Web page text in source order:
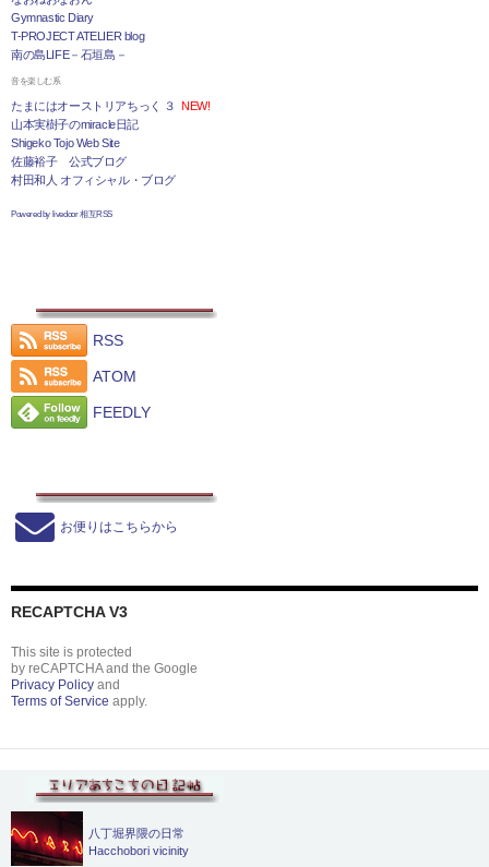
Gymnastic Diary
T-PROJECT ATELIER blog
南の島LIFE－石垣島－
音を楽しむ系
たまにはオーストリアちっく ３ NEW!
山本実樹子のmiracle日記
Shigeko Tojo Web Site
佐藤裕子 公式ブログ
村田和人 オフィシャル・ブログ
Powered by livedoor 相互RSS
RSS
ATOM
FEEDLY
お便りはこちらから
RECAPTCHA V3
This site is protected
by reCAPTCHA and the Google
Privacy Policy and
Terms of Service apply.
八丁堀界隈の日常
Hacchobori vicinity